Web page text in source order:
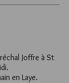
Joffre à St
en Laye.